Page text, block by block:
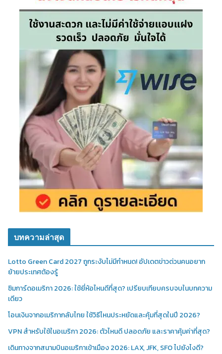
บทความล่าสุด
Lotto Green Card 2027 ถูกระงับไม่มีกำหนด! อัปเดตข่าวด่วนคนอยาก
ย้ายประเทศต้องรู้
ซิมการ์ดอเมริกา 2026: ใช้ยี่ห้อไหนดีที่สุด? เปรียบเทียบครบจบในบทความ
เดียว
โอนเงินจากอเมริกากลับไทย ใช้วิธีไหนประหยัดและคุ้มที่สุดในปี 2026?
VPN สำหรับใช้ในอเมริกา 2026: ตัวไหนดี ปลอดภัย และราคาคุ้มค่าที่สุด?
เดินทางจากสนามบินอเมริกาเข้าเมือง 2026: LAX, JFK, SFO ไปยังไงดี?